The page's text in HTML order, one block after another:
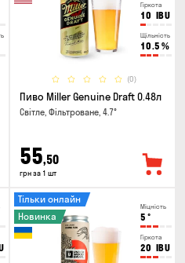
Гіркота
10 IBU
Щільність
10.5 %
(0)
Пиво Miller Genuine Draft 0.48л
Світле, Фільтроване, 4.7°
55,50
грн за 1 шт
Міцність
5 °
Гіркота
20 IBU
Тільки онлайн
Новинка